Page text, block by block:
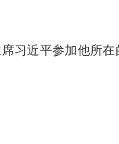
习近平参加他所